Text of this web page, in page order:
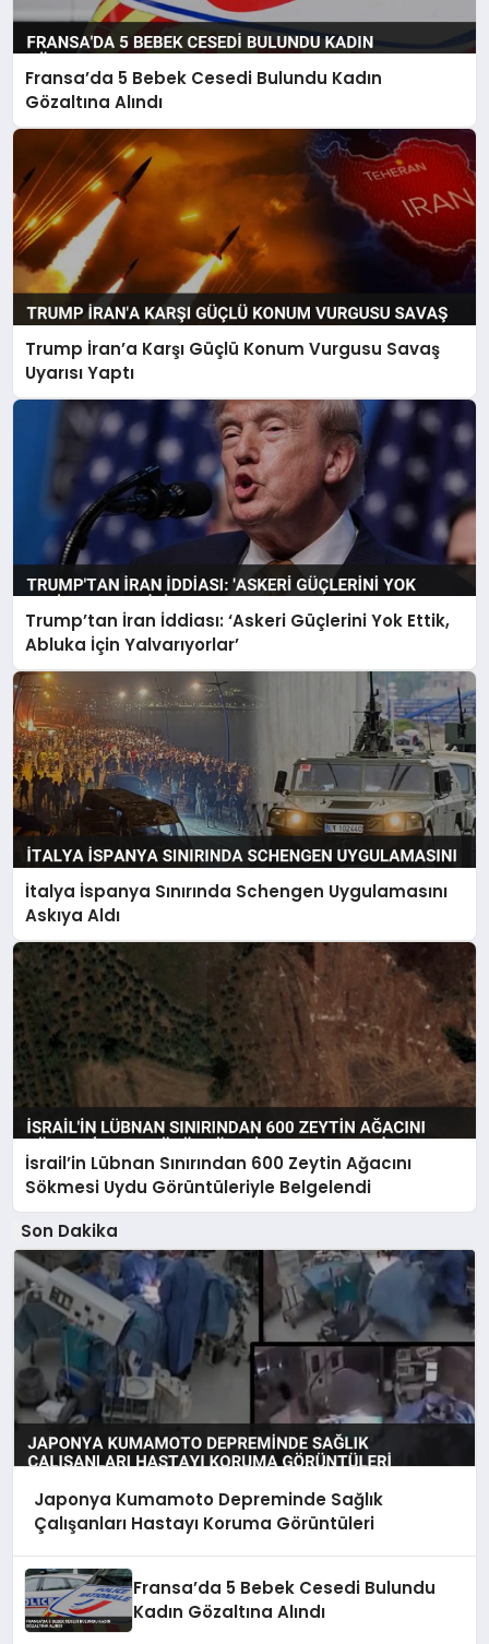
Fransa’da 5 Bebek Cesedi Bulundu Kadın
Gözaltına Alındı
Trump İran’a Karşı Güçlü Konum Vurgusu Savaş
Uyarısı Yaptı
Trump’tan İran İddiası: ‘Askeri Güçlerini Yok Ettik,
Abluka İçin Yalvarıyorlar’
İtalya İspanya Sınırında Schengen Uygulamasını
Askıya Aldı
İsrail’in Lübnan Sınırından 600 Zeytin Ağacını
Sökmesi Uydu Görüntüleriyle Belgelendi
Son Dakika
Japonya Kumamoto Depreminde Sağlık
Çalışanları Hastayı Koruma Görüntüleri
Fransa’da 5 Bebek Cesedi Bulundu
Kadın Gözaltına Alındı